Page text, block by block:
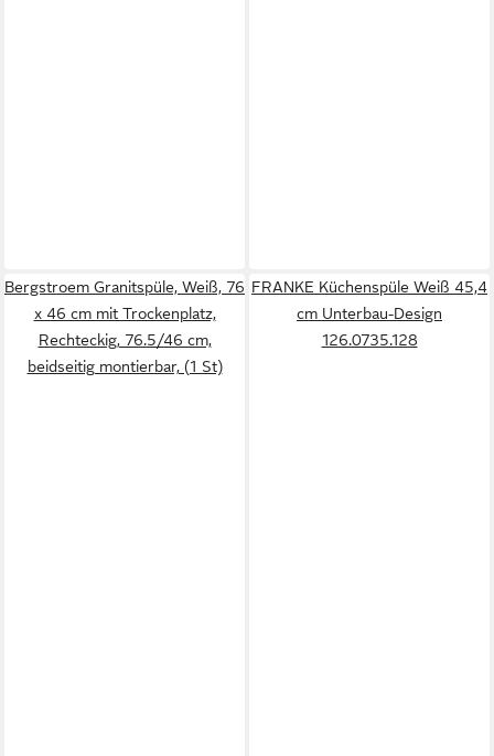
Bergstroem Granitspüle, Weiß, 76
x 46 cm mit Trockenplatz,
Rechteckig, 76.5/46 cm,
beidseitig montierbar, (1 St)
FRANKE Küchenspüle Weiß 45,4
cm Unterbau-Design
126.0735.128